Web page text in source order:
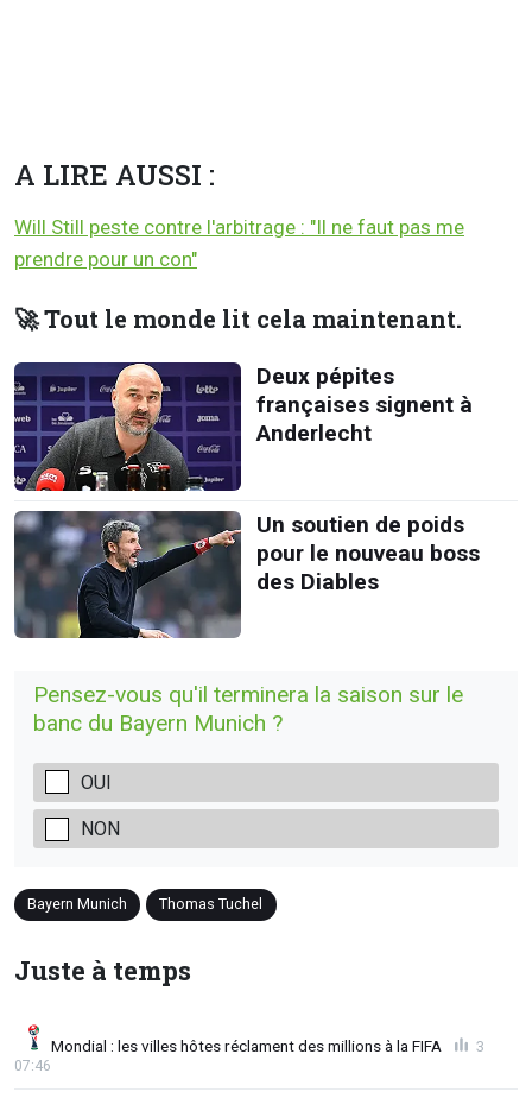
A LIRE AUSSI :
Will Still peste contre l'arbitrage : "Il ne faut pas me
prendre pour un con"
🚀 Tout le monde lit cela maintenant.
Deux pépites
françaises signent à
Anderlecht
Un soutien de poids
pour le nouveau boss
des Diables
Pensez-vous qu'il terminera la saison sur le
banc du Bayern Munich ?
OUI
NON
Bayern Munich Thomas Tuchel
Juste à temps
Mondial : les villes hôtes réclament des millions à la FIFA
07:46
3